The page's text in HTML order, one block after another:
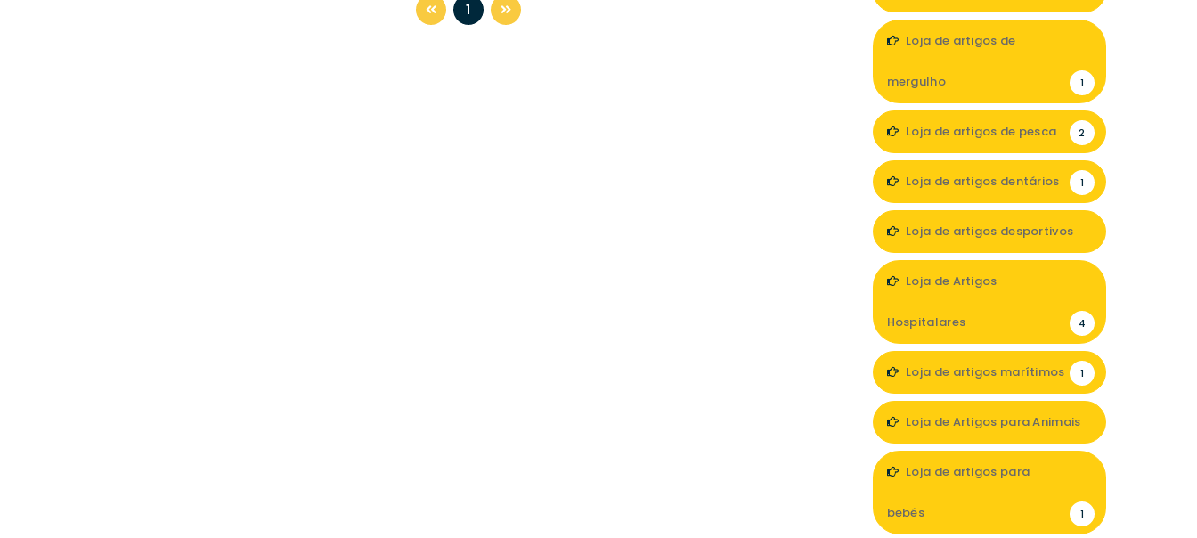
1
Loja de artigos de
mergulho 1
Loja de artigos de pesca 2
Loja de artigos dentários 1
Loja de artigos desportivos
Loja de Artigos
Hospitalares 4
Loja de artigos marítimos 1
Loja de Artigos para Animais
Loja de artigos para
bebés 1